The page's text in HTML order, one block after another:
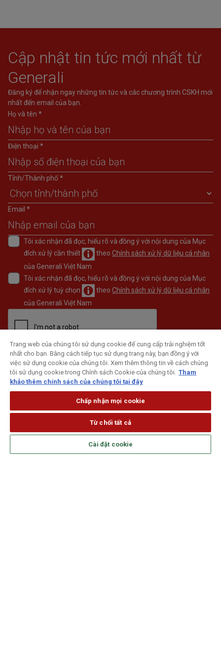
Cập nhật tin tức mới nhất từ
Generali
Đăng ký để nhận ngay những tin tức và các chương trình CSKH mới
nhất đến email của bạn.
Họ và tên *
Điện thoại *
Tỉnh/Thành phố *
Email *
Tôi xác nhận đã đọc, hiểu rõ và đồng ý với nội dung của Mục
đích xử lý cần thiết
theo Chính sách xử lý dữ liệu cá nhân
của Generali Việt Nam
Tôi xác nhận đã đọc, hiểu rõ và đồng ý với nội dung của Mục
đích xử lý tuỳ chọn
theo Chính sách xử lý dữ liệu cá nhân
của Generali Việt Nam
ĐĂNG KÝ
Trang web của chúng tôi sử dụng cookie để cung cấp trải nghiệm tốt
nhất cho bạn. Bằng cách tiếp tục sử dụng trang này, bạn đồng ý với
việc sử dụng cookie của chúng tôi. Xem thêm thông tin về cách chúng
tôi sử dụng cookie trong Chính sách Cookie của chúng tôi. Tham
khảo thêm chính sách của chúng tôi tại đây
Chấp nhận mọi cookie
Từ chối tất cả
Cài đặt cookie